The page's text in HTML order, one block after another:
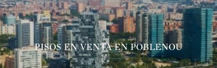
PISOS EN VENTA EN POBLENOU